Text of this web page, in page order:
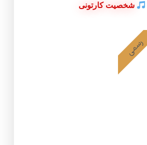
شخصیت کارتونی
رسمی